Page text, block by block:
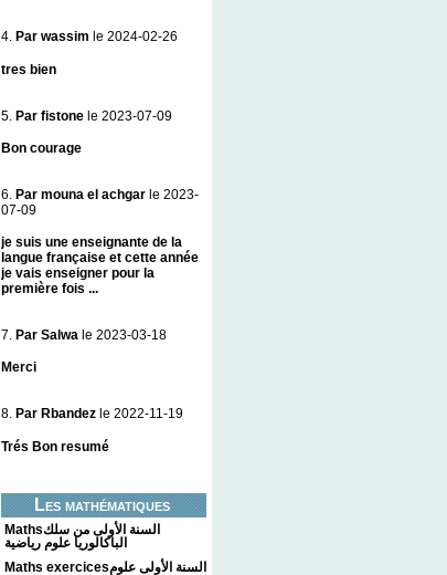
4. Par wassim le 2024-02-26
tres bien
5. Par fistone le 2023-07-09
Bon courage
6. Par mouna el achgar le 2023-
07-09
je suis une enseignante de la
langue française et cette année
je vais enseigner pour la
première fois ...
7. Par Salwa le 2023-03-18
Merci
8. Par Rbandez le 2022-11-19
Trés Bon resumé
Les mathématiques
Mathsالسنة الأولى من سلك
الباكالوريا علوم رياضية
Maths exercicesالسنة الأولى علوم